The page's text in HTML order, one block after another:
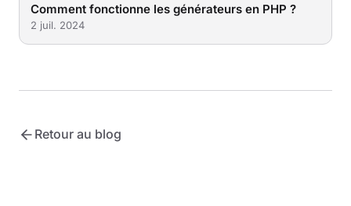
Comment fonctionne les générateurs en PHP ?
2 juil. 2024
Retour au blog